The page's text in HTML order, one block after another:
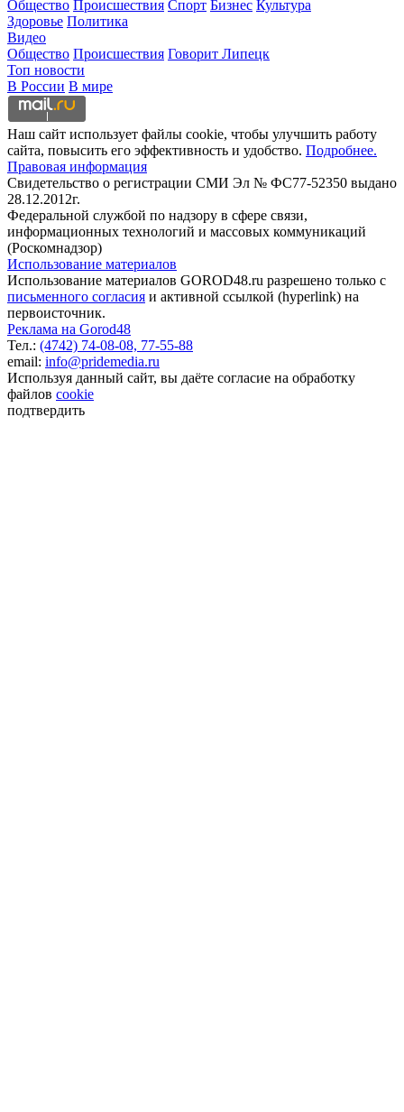
Общество Происшествия Спорт Бизнес Культура
Здоровье Политика
Видео
Общество Происшествия Говорит Липецк
Топ новости
В России В мире
Наш сайт использует файлы cookie, чтобы улучшить работу
сайта, повысить его эффективность и удобство. Подробнее.
Правовая информация
Свидетельство о регистрации СМИ Эл № ФС77-52350 выдано
28.12.2012г.
Федеральной службой по надзору в сфере связи,
информационных технологий и массовых коммуникаций
(Роскомнадзор)
Использование материалов
Использование материалов GOROD48.ru разрешено только с
письменного согласия и активной ссылкой (hyperlink) на
первоисточник.
Реклама на Gorod48
Тел.: (4742) 74-08-08, 77-55-88
email: info@pridemedia.ru
Используя данный сайт, вы даёте согласие на обработку
файлов cookie
подтвердить